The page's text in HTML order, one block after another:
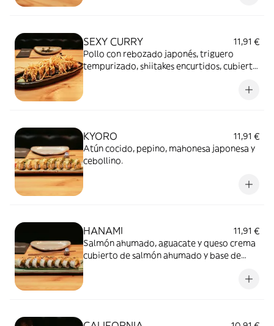
SEXY CURRY
11,91 €
Pollo con rebozado japonés, triguero
tempurizado, shiitakes encurtidos, cubierto
KYORO
11,91 €
Atún cocido, pepino, mahonesa japonesa y
cebollino.
HANAMI
11,91 €
Salmón ahumado, aguacate y queso crema
cubierto de salmón ahumado y base de